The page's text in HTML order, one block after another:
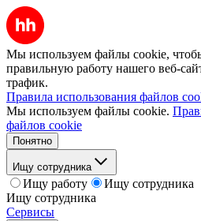
Мы используем файлы cookie,
правильную работу нашего веб-
трафик.
Правила использования файлов
Мы используем файлы cookie.
файлов cookie
Понятно
Ищу сотрудника
Ищу работу
Ищу сотрудника
Ищу сотрудника
Сервисы